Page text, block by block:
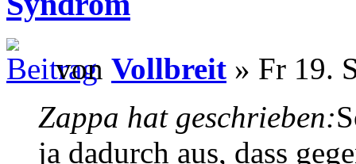
von Vollbreit » Fr 19.
Zappa hat geschrieben:
ja dadurch aus, dass